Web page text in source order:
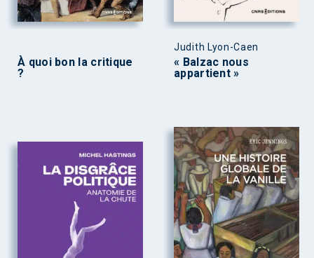
À quoi bon la critique
?
Judith Lyon-Caen
« Balzac nous
appartient »